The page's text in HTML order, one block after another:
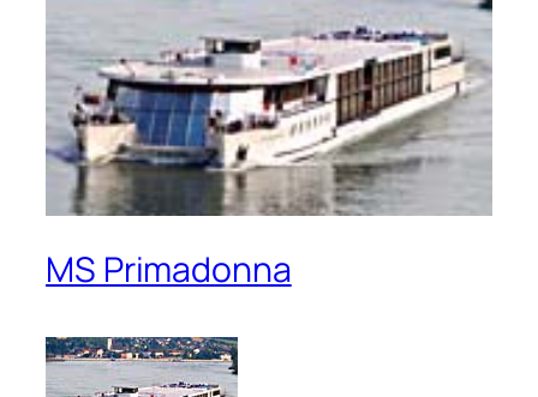
MS Primadonna